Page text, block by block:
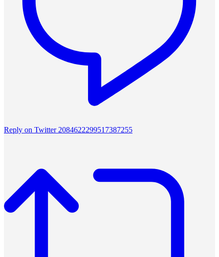
Reply on Twitter 2084622299517387255